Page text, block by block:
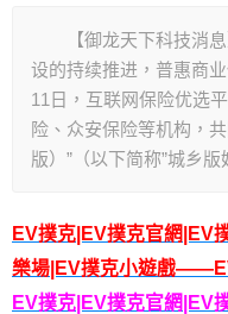
【御龙天下科技消息
设的持续推进，普惠商
11日，互联网保险优选
险、众安保险等机构，
版）”（以下简称”城乡版
EV撲克|EV撲克官網|EV
樂場|EV撲克小遊戲
EV撲克|EV撲克官網|EV